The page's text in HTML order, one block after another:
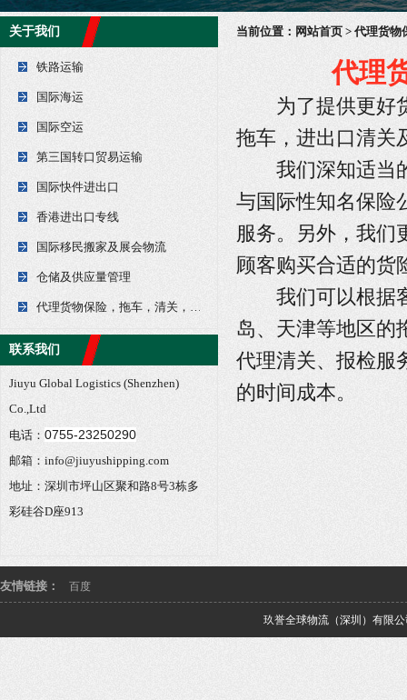
关于我们
铁路运输
国际海运
国际空运
第三国转口贸易运输
国际快件进出口
香港进出口专线
国际移民搬家及展会物流
仓储及供应量管理
代理货物保险，拖车，清关，报检服务
联系我们
Jiuyu Global Logistics (Shenzhen)
Co.,Ltd
电话： 0755-23250290
邮箱：info@jiuyushipping.com
地址：深圳市坪山区聚和路8号3栋多
彩硅谷D座913
当前位置： 网站首页 > 代理货物
代理
为了提供更好货
拖车，进出口清关
我们深知适当的
与国际性知名保险
服务。另外，我们
顾客购买合适的货
我们可以根据客
岛、天津等地区的
代理清关、报检服
的时间成本。
友情链接： 百度
玖誉全球物流（深圳）有限